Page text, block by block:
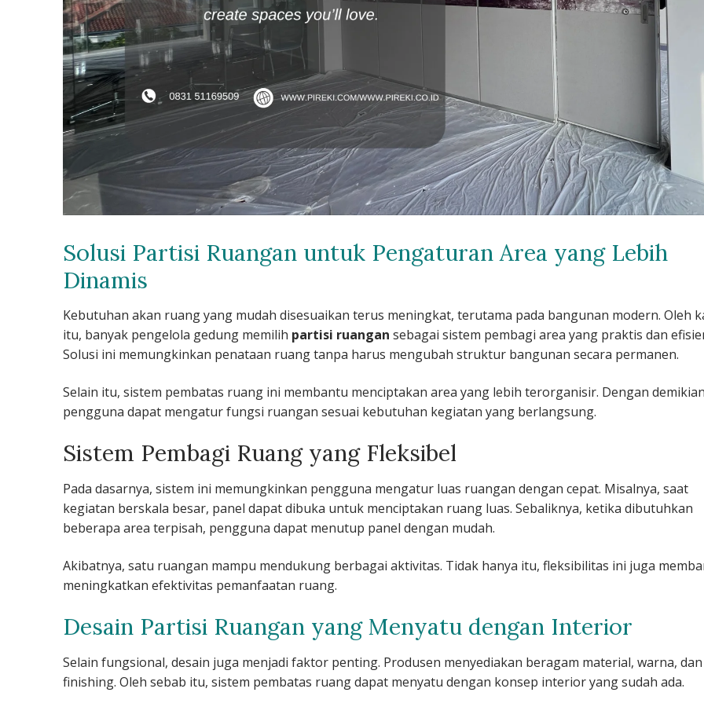
Solusi Partisi Ruangan untuk Pengaturan Area yang Lebih
Dinamis
Kebutuhan akan ruang yang mudah disesuaikan terus meningkat, terutama pada bangunan modern. Oleh
itu, banyak pengelola gedung memilih partisi ruangan sebagai sistem pembagi area yang praktis dan
Solusi ini memungkinkan penataan ruang tanpa harus mengubah struktur bangunan secara permanen.
Selain itu, sistem pembatas ruang ini membantu menciptakan area yang lebih terorganisir. Dengan
pengguna dapat mengatur fungsi ruangan sesuai kebutuhan kegiatan yang berlangsung.
Sistem Pembagi Ruang yang Fleksibel
Pada dasarnya, sistem ini memungkinkan pengguna mengatur luas ruangan dengan cepat. Misalnya, saat
kegiatan berskala besar, panel dapat dibuka untuk menciptakan ruang luas. Sebaliknya, ketika dibutuhkan
beberapa area terpisah, pengguna dapat menutup panel dengan mudah.
Akibatnya, satu ruangan mampu mendukung berbagai aktivitas. Tidak hanya itu, fleksibilitas ini juga
meningkatkan efektivitas pemanfaatan ruang.
Desain Partisi Ruangan yang Menyatu dengan Interior
Selain fungsional, desain juga menjadi faktor penting. Produsen menyediakan beragam material, warna, dan
finishing. Oleh sebab itu, sistem pembatas ruang dapat menyatu dengan konsep interior yang sudah ada.